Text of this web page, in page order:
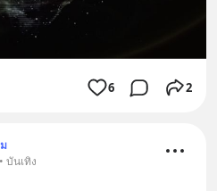
6 2
บันเทิง